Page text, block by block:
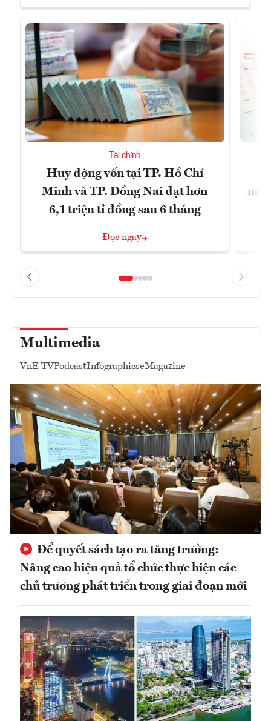
Tài chính
Huy động vốn tại TP. Hồ Chí
Minh và TP. Đồng Nai đạt hơn
6,1 triệu tỉ đồng sau 6 tháng
Đọc ngay
Multimedia
VnE TVPodcastInfographicseMagazine
Để quyết sách tạo ra tăng trưởng:
Nâng cao hiệu quả tổ chức thực hiện các
chủ trương phát triển trong giai đoạn mới